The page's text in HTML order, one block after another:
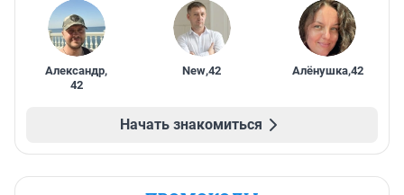
Александр,
42
New,42 Алёнушка,42
Начать знакомиться